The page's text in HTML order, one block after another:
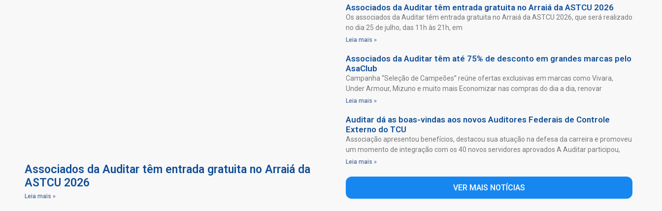
Associados da Auditar têm entrada gratuita no Arraiá da
ASTCU 2026
Leia mais »
Associados da Auditar têm entrada gratuita no Arraiá da ASTCU 2026
Os associados da Auditar têm entrada gratuita no Arraiá da ASTCU 2026, que será realizado
no dia 25 de julho, das 11h às 21h, em
Leia mais »
Associados da Auditar têm até 75% de desconto em grandes marcas pelo
AsaClub
Campanha “Seleção de Campeões” reúne ofertas exclusivas em marcas como Vivara,
Under Armour, Mizuno e muito mais Economizar nas compras do dia a dia, renovar
Leia mais »
Auditar dá as boas-vindas aos novos Auditores Federais de Controle
Externo do TCU
Associação apresentou benefícios, destacou sua atuação na defesa da carreira e promoveu
um momento de integração com os 40 novos servidores aprovados A Auditar participou,
Leia mais »
VER MAIS NOTÍCIAS